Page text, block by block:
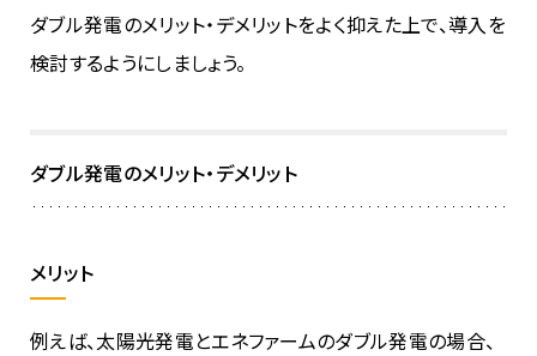
ダブル発電のメリット・デメリットをよく抑えた上で、導入を
検討するようにしましょう。
ダブル発電のメリット・デメリット
メリット
例えば、太陽光発電とエネファームのダブル発電の場合、